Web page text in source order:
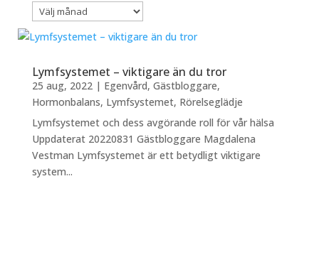
Artikelarkiv
Lymfsystemet – viktigare än du tror
25 aug, 2022| Egenvård, Gästbloggare,
Hormonbalans, Lymfsystemet, Rörelseglädje
Lymfsystemet och dess avgörande roll för vår hälsa
Uppdaterat 20220831 Gästbloggare Magdalena
Vestman Lymfsystemet är ett betydligt viktigare
system...